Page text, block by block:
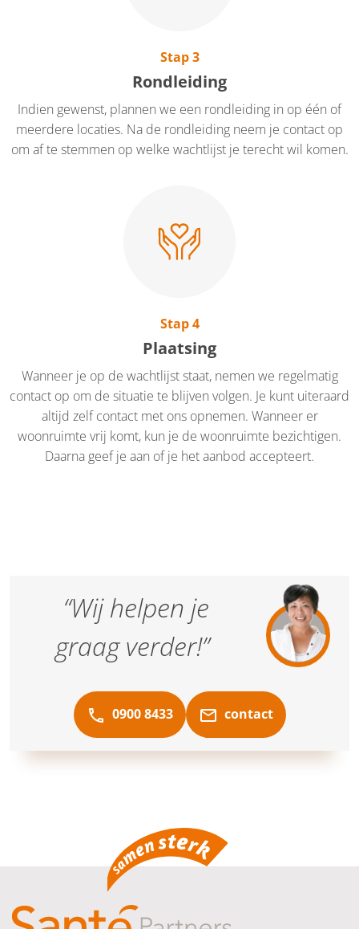
Stap 3
Rondleiding
Indien gewenst, plannen we een rondleiding in op één of
meerdere locaties. Na de rondleiding neem je contact op
om af te stemmen op welke wachtlijst je terecht wil komen.
Stap 4
Plaatsing
Wanneer je op de wachtlijst staat, nemen we regelmatig
contact op om de situatie te blijven volgen. Je kunt uiteraard
altijd zelf contact met ons opnemen. Wanneer er
woonruimte vrij komt, kun je de woonruimte bezichtigen.
Daarna geef je aan of je het aanbod accepteert.
“Wij helpen je
graag verder!”
0900 8433 contact